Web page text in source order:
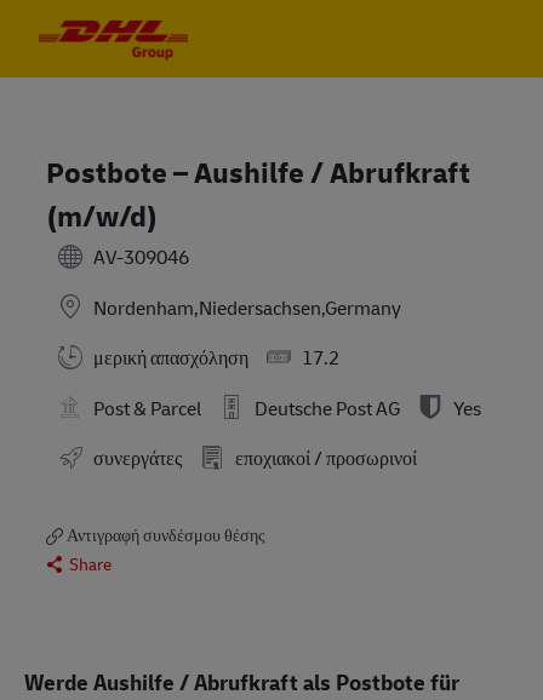
Postbote – Aushilfe / Abrufkraft
(m/w/d)
AV-309046
Nordenham,Niedersachsen,Germany
μερική απασχόληση
17.2
Post & Parcel
Deutsche Post AG
Yes
συνεργάτες
εποχιακοί / προσωρινοί
Αντιγραφή συνδέσμου θέσης
Share
Werde Aushilfe / Abrufkraft als Postbote für